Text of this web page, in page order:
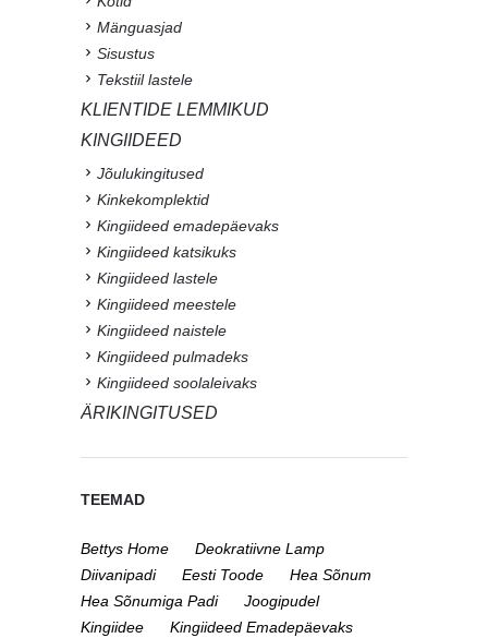
Mänguasjad
Sisustus
Tekstiil lastele
KLIENTIDE LEMMIKUD
KINGIIDEED
Jõulukingitused
Kinkekomplektid
Kingiideed emadepäevaks
Kingiideed katsikuks
Kingiideed lastele
Kingiideed meestele
Kingiideed naistele
Kingiideed pulmadeks
Kingiideed soolaleivaks
ÄRIKINGITUSED
TEEMAD
Bettys Home
Deokratiivne Lamp
Diivanipadi
Eesti Toode
Hea Sõnum
Hea Sõnumiga Padi
Joogipudel
Kingiidee
Kingiideed Emadepäevaks